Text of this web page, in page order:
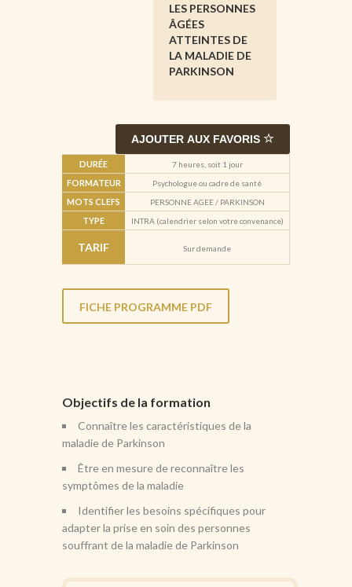
LES PERSONNES
ÂGÉES
ATTEINTES DE
LA MALADIE DE
PARKINSON
AJOUTER AUX FAVORIS
DURÉE 7 heures, soit 1 jour
FORMATEUR Psychologue ou cadre de santé
MOTS CLEFS PERSONNE AGEE / PARKINSON
TYPE INTRA (calendrier selon votre convenance)
TARIF Sur demande
FICHE PROGRAMME PDF
Objectifs de la formation
Connaître les caractéristiques de la
maladie de Parkinson
Être en mesure de reconnaître les
symptômes de la maladie
Identifier les besoins spécifiques pour
adapter la prise en soin des personnes
souffrant de la maladie de Parkinson